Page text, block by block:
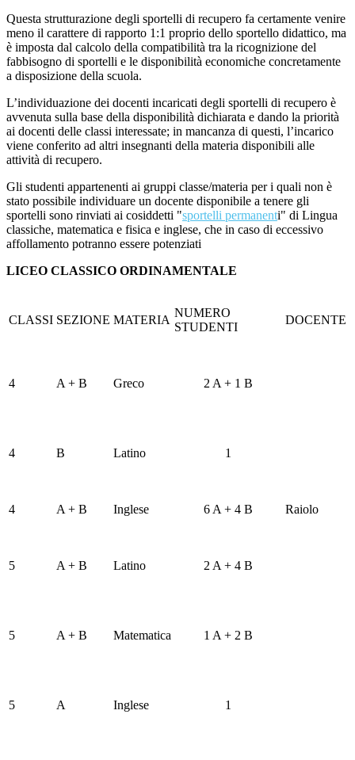
Questa strutturazione degli sportelli di recupero fa certamente venire
meno il carattere di rapporto 1:1 proprio dello sportello didattico, ma
è imposta dal calcolo della compatibilità tra la ricognizione del
fabbisogno di sportelli e le disponibilità economiche concretamente
a disposizione della scuola.
L’individuazione dei docenti incaricati degli sportelli di recupero è
avvenuta sulla base della disponibilità dichiarata e dando la priorità
ai docenti delle classi interessate; in mancanza di questi, l’incarico
viene conferito ad altri insegnanti della materia disponibili alle
attività di recupero.
Gli studenti appartenenti ai gruppi classe/materia per i quali non è
stato possibile individuare un docente disponibile a tenere gli
sportelli sono rinviati ai cosiddetti "sportelli permanenti" di Lingua
classiche, matematica e fisica e inglese, che in caso di eccessivo
affollamento potranno essere potenziati
LICEO CLASSICO ORDINAMENTALE
CLASSI SEZIONE MATERIA
NUMERO
STUDENTI
DOCENTE
4 A + B Greco 2 A + 1 B
4 B Latino 1
4 A + B Inglese 6 A + 4 B Raiolo
5 A + B Latino 2 A + 4 B
5 A + B Matematica 1 A + 2 B
5 A Inglese 1